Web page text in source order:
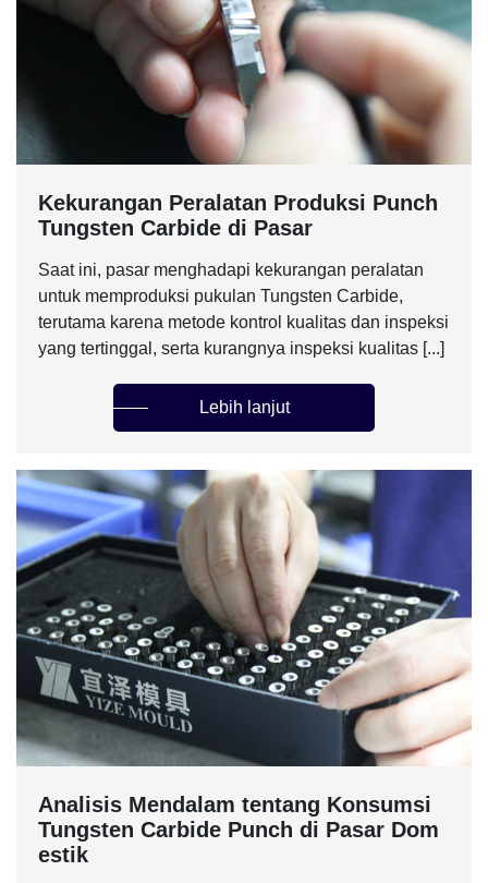
Kekurangan Peralatan Produksi Punch
Tungsten Carbide di Pasar
Saat ini, pasar menghadapi kekurangan peralatan
untuk memproduksi pukulan Tungsten Carbide,
terutama karena metode kontrol kualitas dan inspeksi
yang tertinggal, serta kurangnya inspeksi kualitas [...]
Lebih lanjut
Analisis Mendalam tentang Konsumsi
Tungsten Carbide Punch di Pasar Dom
estik